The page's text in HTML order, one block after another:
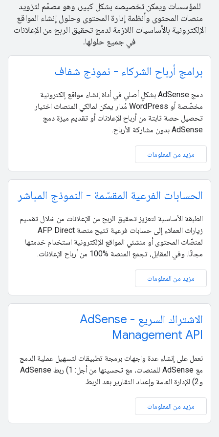
للمؤسسات ويمكن تخصيصه بشكل كبير، وهو مصمّم لتزويد
منصات المحتوى وأنظمة إدارة المحتوى وحلول إنشاء المواقع
الإلكترونية بالأساسيات اللازمة لدمج تحقيق الربح من الإعلانات
في جميع حلولها.
برامج أرباح الشركاء - نموذج شفاف
دمج AdSense بشكلٍ أصلي في أداة إنشاء مواقع إلكترونية
مخصّصة أو WordPress مُدار يمكن لمالكي المنصات اختيار
تحصيل حصة ثابتة من أرباح الإعلانات أو تقديم ميزة دمج
AdSense بدون مشاركة الأرباح.
مزيد من المعلومات
الحسابات الفرعية المقسّمة - النموذج المباشر
الطبقة الأساسية لتعزيز تحقيق الربح من الإعلانات من خلال تقسيم
زيارات العملاء إلى حسابات فرعية تتيح منصة AFP Direct
لمنصّات المحتوى أو منشئي المواقع الإلكترونية استخدام خدمتها
مجانًا. وفي المقابل، تجمع المنصة ‎100% من أرباح الإعلانات.
مزيد من المعلومات
الاشتراك السريع - AdSense
Management API
نعمل على إنشاء عدة واجهات برمجة تطبيقات لتسهيل عملية الدمج
مع AdSense للمنصات، مع تحسينها من أجل: 1) ربط AdSense
و2) الإدارة العامة وإعداد التقارير بعد الربط.
مزيد من المعلومات